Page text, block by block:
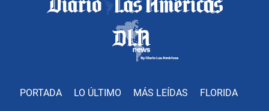
PORTADA LO ÚLTIMO MÁS LEÍDAS FLORIDA